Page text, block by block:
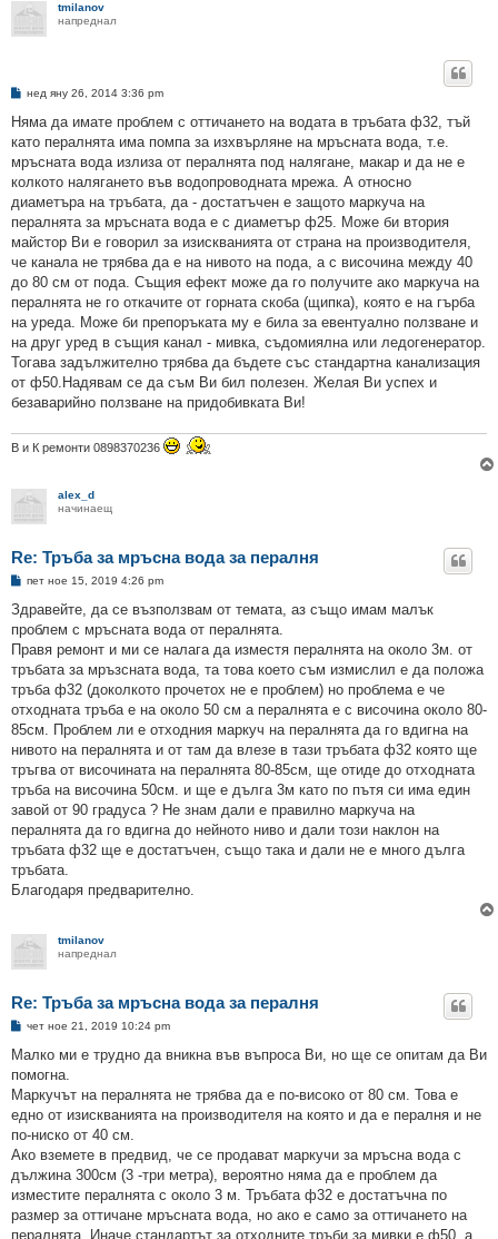
tmilanov
напреднал
М
е
и
е
нед яну 26, 2014 3:36 pm
Няма да имате проблем с оттичането на водата в тръбата ф32, тъй
като пералнята има помпа за изхвърляне на мръсната вода, т.е.
мръсната вода излиза от пералнята под налягане, макар и да не е
колкото налягането във водопроводната мрежа. А относно
диаметъра на тръбата, да - достатъчен е защото маркуча на
пералнята за мръсната вода е с диаметър ф25. Може би втория
майстор Ви е говорил за изискванията от страна на производителя,
че канала не трябва да е на нивото на пода, а с височина между 40
до 80 см от пода. Същия ефект може да го получите ако маркуча на
пералнята не го откачите от горната скоба (щипка), която е на гърба
на уреда. Може би препоръката му е била за евентуално ползване и
на друг уред в същия канал - мивка, съдомиялна или ледогенератор.
Тогава задължително трябва да бъдете със стандартна канализация
от ф50.Надявам се да съм Ви бил полезен. Желая Ви успех и
безаварийно ползване на придобивката Ви!
В и К ремонти 0898370236
alex_d
начинаещ
Re: Тръба за мръсна вода за пералня
М
е
н
и
е
пет ное 15, 2019 4:26 pm
Здравейте, да се възползвам от темата, аз също имам малък
проблем с мръсната вода от пералнята.
Правя ремонт и ми се налага да изместя пералнята на около 3м. от
тръбата за мръзсната вода, та това което съм измислил е да положа
тръба ф32 (доколкото прочетох не е проблем) но проблема е че
отходната тръба е на около 50 см а пералнята е с височина около 80-
85см. Проблем ли е отходния маркуч на пералнята да го вдигна на
нивото на пералнята и от там да влезе в тази тръбата ф32 която ще
тръгва от височината на пералнята 80-85см, ще отиде до отходната
тръба на височина 50см. и ще е дълга 3м като по пътя си има един
завой от 90 градуса ? Не знам дали е правилно маркуча на
пералнята да го вдигна до нейното ниво и дали този наклон на
тръбата ф32 ще е достатъчен, също така и дали не е много дълга
тръбата.
Благодаря предварително.
tmilanov
напреднал
Re: Тръба за мръсна вода за пералня
М
е
и
е
чет ное 21, 2019 10:24 pm
Малко ми е трудно да вникна във въпроса Ви, но ще се опитам да Ви
помогна.
Маркучът на пералнята не трябва да е по-високо от 80 см. Това е
едно от изискванията на производителя на която и да е пералня и не
по-ниско от 40 см.
Ако вземете в предвид, че се продават маркучи за мръсна вода с
дължина 300см (3 -три метра), вероятно няма да е проблем да
изместите пералнята с около 3 м. Тръбата ф32 е достатъчна по
размер за оттичане мръсната вода, но ако е само за оттичането на
пералнята. Иначе стандартът за отходните тръби за мивки е ф50, а